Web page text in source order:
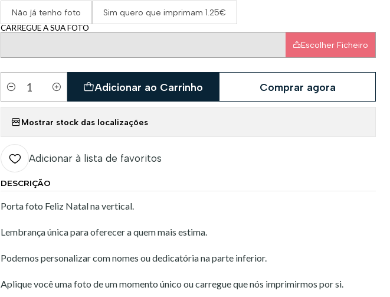
Não já tenho foto Sim quero que imprimam 1.25€
CARREGUE A SUA FOTO
Escolher Ficheiro
Quantidade
Adicionar ao Carrinho Comprar agora
Mostrar stock das localizações
Adicionar à lista de favoritos
DESCRIÇÃO
Porta foto Feliz Natal na vertical.
Lembrança única para oferecer a quem mais estima.
Podemos personalizar com nomes ou dedicatória na parte inferior.
Aplique você uma foto de um momento único ou carregue que nós imprimirmos por si.